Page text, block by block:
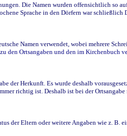
Die Namen wurden offensichtlich so
Sprache in den Dörfern war
Namen verwendet, wobei mehrere
den Ortsangaben und den im Kirchenbuch
der Herkunft. Es wurde deshalb
richtig ist. Deshalb ist bei der
der Eltern oder weitere Angaben wie z. B.